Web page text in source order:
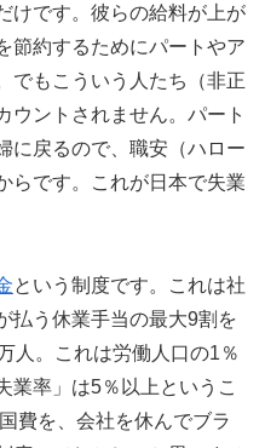
けです。彼らの給料が上が
節約するためにパートやア
でもこういう人たち（非正
ウントされません。パート
に戻るので、職安（ハロー
らです。これが日本で失業
という制度です。これは社
払う休業手当の最大9割を
人。これは労働人口の1％
業率」は5％以上というこ
費を、会社を休んでブラ